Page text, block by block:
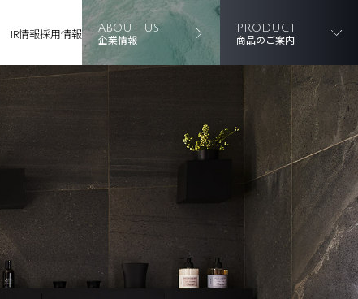
IR情報採用情報 ABOUT US
企業情報
PRODUCT
商品のご案内